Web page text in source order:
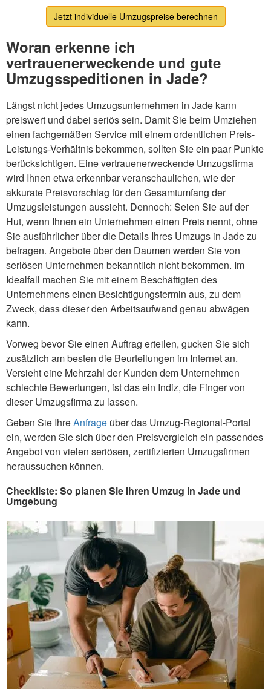
Jetzt individuelle Umzugspreise berechnen
Woran erkenne ich
vertrauenerweckende und gute
Umzugsspeditionen in Jade?
Längst nicht jedes Umzugsunternehmen in Jade kann
preiswert und dabei seriös sein. Damit Sie beim Umziehen
einen fachgemäßen Service mit einem ordentlichen Preis-
Leistungs-Verhältnis bekommen, sollten Sie ein paar Punkte
berücksichtigen. Eine vertrauenerweckende Umzugsfirma
wird Ihnen etwa erkennbar veranschaulichen, wie der
akkurate Preisvorschlag für den Gesamtumfang der
Umzugsleistungen aussieht. Dennoch: Seien Sie auf der
Hut, wenn Ihnen ein Unternehmen einen Preis nennt, ohne
Sie ausführlicher über die Details Ihres Umzugs in Jade zu
befragen. Angebote über den Daumen werden Sie von
seriösen Unternehmen bekanntlich nicht bekommen. Im
Idealfall machen Sie mit einem Beschäftigten des
Unternehmens einen Besichtigungstermin aus, zu dem
Zweck, dass dieser den Arbeitsaufwand genau abwägen
kann.
Vorweg bevor Sie einen Auftrag erteilen, gucken Sie sich
zusätzlich am besten die Beurteilungen im Internet an.
Versieht eine Mehrzahl der Kunden dem Unternehmen
schlechte Bewertungen, ist das ein Indiz, die Finger von
dieser Umzugsfirma zu lassen.
Geben Sie IhreAnfrage über das Umzug-Regional-Portal
ein, werden Sie sich über den Preisvergleich ein passendes
Angebot von vielen seriösen, zertifizierten Umzugsfirmen
heraussuchen können.
Checkliste: So planen Sie Ihren Umzug in Jade und
Umgebung